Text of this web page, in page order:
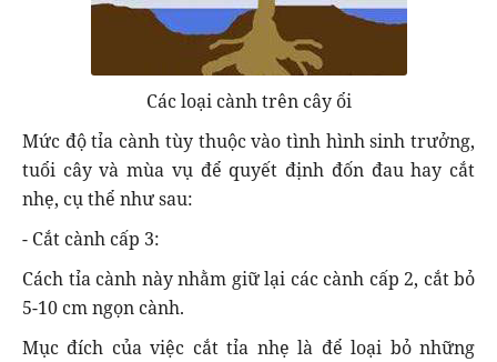
Các loại cành trên cây ổi
Mức độ tỉa cành tùy thuộc vào tình hình sinh trưởng,
tuổi cây và mùa vụ để quyết định đốn đau hay cắt
nhẹ, cụ thể như sau:
- Cắt cành cấp 3:
Cách tỉa cành này nhằm giữ lại các cành cấp 2, cắt bỏ
5-10 cm ngọn cành.
Mục đích của việc cắt tỉa nhẹ là để loại bỏ những